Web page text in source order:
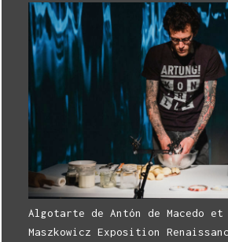
Algotarte de Antón de Macedo et
Maszkowicz Exposition